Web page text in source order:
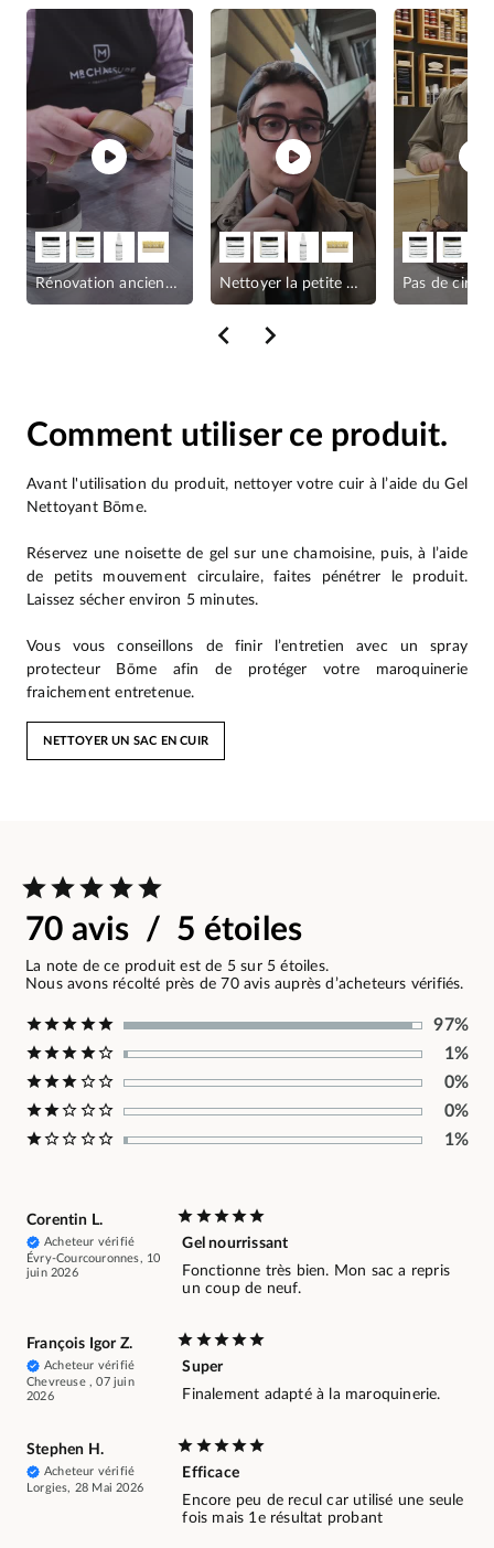
Comment utiliser ce produit.
Avant l'utilisation du produit, nettoyer votre cuir à l’aide du Gel
Nettoyant Bōme.
Réservez une noisette de gel sur une chamoisine, puis, à l’aide
de petits mouvement circulaire, faites pénétrer le produit.
Laissez sécher environ 5 minutes.
Vous vous conseillons de finir l’entretien avec un spray
protecteur Bōme afin de protéger votre maroquinerie
fraichement entretenue.
NETTOYER UN SAC EN CUIR
Rénovation ancienne ceinture Nettoyer la petite maroquinerie
70 avis / 5 étoiles
La note de ce produit est de 5 sur 5 étoiles.
Nous avons récolté près de 70 avis auprès d’acheteurs vérifiés.
97%
1%
0%
0%
1%
Corentin L.
Acheteur vérifié
Évry-Courcouronnes, 10
juin 2026
Gel nourrissant
Fonctionne très bien. Mon sac a repris
un coup de neuf.
François Igor Z.
Acheteur vérifié
Chevreuse , 07 juin
2026
Super
Finalement adapté à la maroquinerie.
Stephen H.
Acheteur vérifié
Lorgies, 28 Mai 2026
Efficace
Encore peu de recul car utilisé une seule
fois mais 1e résultat probant